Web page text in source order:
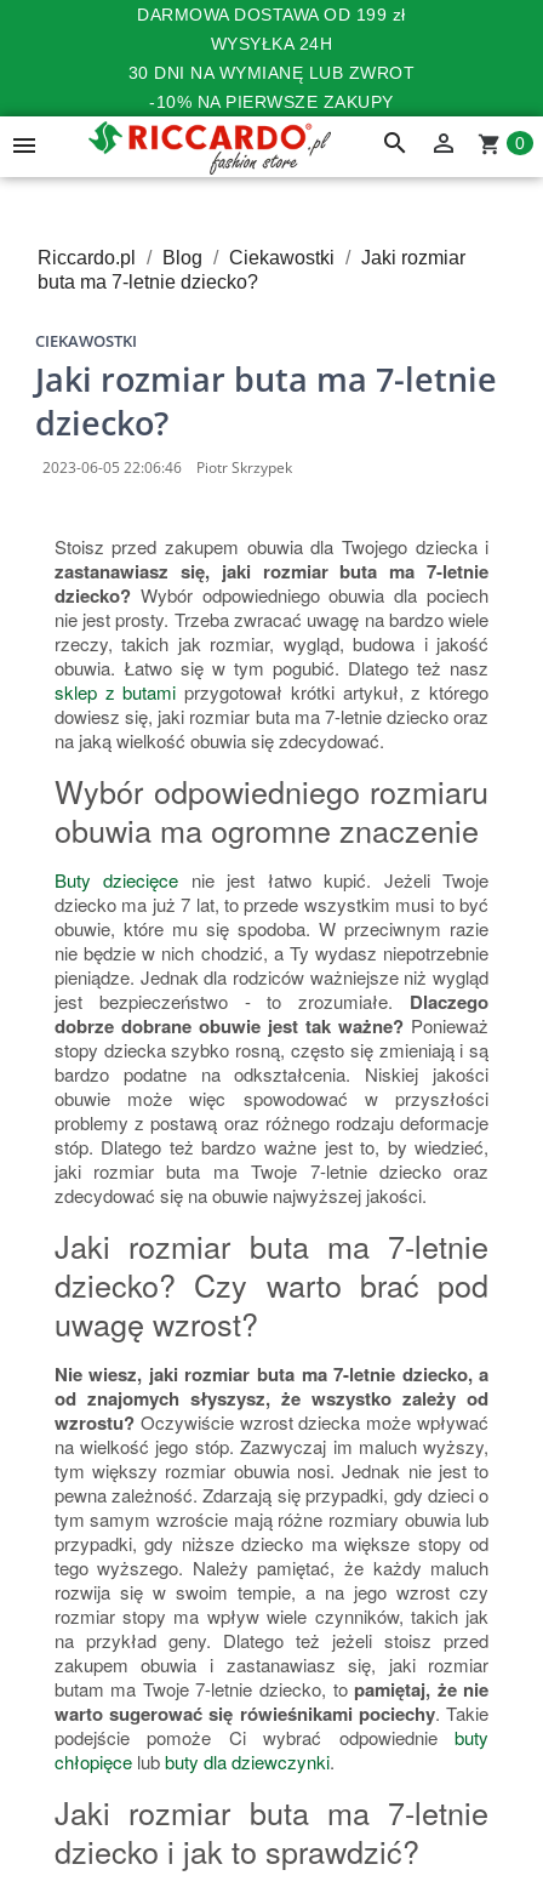
DARMOWA DOSTAWA OD 199 zł
WYSYŁKA 24H
30 DNI NA WYMIANĘ LUB ZWROT
-10% NA PIERWSZE ZAKUPY
 search  shopping_cart 0
Riccardo.pl Blog Ciekawostki
Jaki rozmiar
buta ma 7-letnie dziecko?
CIEKAWOSTKI
Jaki rozmiar buta ma 7-letnie
dziecko?
2023-06-05 22:06:46 Piotr Skrzypek
Stoisz przed zakupem obuwia dla Twojego dziecka i
zastanawiasz się, jaki rozmiar buta ma 7-letnie
dziecko?Wybór odpowiedniego obuwia dla pociech
nie jest prosty. Trzeba zwracać uwagę na bardzo wiele
rzeczy, takich jak rozmiar, wygląd, budowa i jakość
obuwia. Łatwo się w tym pogubić. Dlatego też nasz
sklep z butami przygotował krótki artykuł, z którego
dowiesz się, jaki rozmiar buta ma 7-letnie dziecko oraz
na jaką wielkość obuwia się zdecydować.
Wybór odpowiedniego rozmiaru
obuwia ma ogromne znaczenie
Buty dziecięce nie jest łatwo kupić. Jeżeli Twoje
dziecko ma już 7 lat, to przede wszystkim musi to być
obuwie, które mu się spodoba. W przeciwnym razie
nie będzie w nich chodzić, a Ty wydasz niepotrzebnie
pieniądze. Jednak dla rodziców ważniejsze niż wygląd
jest bezpieczeństwo - to zrozumiałe. Dlaczego
dobrze dobrane obuwie jest tak ważne? Ponieważ
stopy dziecka szybko rosną, często się zmieniają i są
bardzo podatne na odkształcenia. Niskiej jakości
obuwie może więc spowodować w przyszłości
problemy z postawą oraz różnego rodzaju deformacje
stóp. Dlatego też bardzo ważne jest to, by wiedzieć,
jaki rozmiar buta ma Twoje 7-letnie dziecko oraz
zdecydować się na obuwie najwyższej jakości.
Jaki rozmiar buta ma 7-letnie
dziecko? Czy warto brać pod
uwagę wzrost?
Nie wiesz, jaki rozmiar buta ma 7-letnie dziecko, a
od znajomych słyszysz, że wszystko zależy od
wzrostu?Oczywiście wzrost dziecka może wpływać
na wielkość jego stóp. Zazwyczaj im maluch wyższy,
tym większy rozmiar obuwia nosi. Jednak nie jest to
pewna zależność. Zdarzają się przypadki, gdy dzieci o
tym samym wzroście mają różne rozmiary obuwia lub
przypadki, gdy niższe dziecko ma większe stopy od
tego wyższego. Należy pamiętać, że każdy maluch
rozwija się w swoim tempie, a na jego wzrost czy
rozmiar stopy ma wpływ wiele czynników, takich jak
na przykład geny. Dlatego też jeżeli stoisz przed
zakupem obuwia i zastanawiasz się, jaki rozmiar
butam ma Twoje 7-letnie dziecko, topamiętaj, że nie
warto sugerować się rówieśnikami pociechy. Takie
podejście pomoże Ci wybrać odpowiedniebuty
chłopięcelubbuty dla dziewczynki.
Jaki rozmiar buta ma 7-letnie
dziecko i jak to sprawdzić?